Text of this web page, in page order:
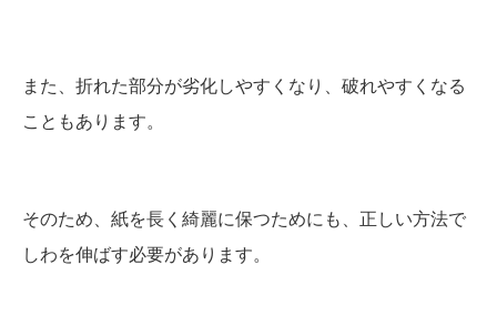
また、折れた部分が劣化しやすくなり、破れやすくなる
こともあります。
そのため、紙を長く綺麗に保つためにも、正しい方法で
しわを伸ばす必要があります。